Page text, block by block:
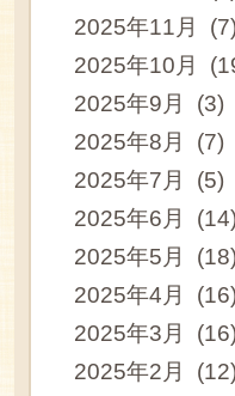
2025年11月 (7)
2025年10月
2025年9月 (3)
2025年8月 (7)
2025年7月 (5)
2025年6月 (14)
2025年5月 (18)
2025年4月 (16)
2025年3月 (16)
2025年2月 (12)